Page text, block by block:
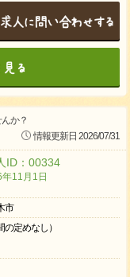
か？
情報更新日 2026/07/31
ID：00334
11月1日
市
の定めなし）